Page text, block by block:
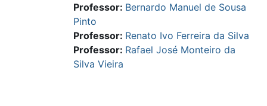
Professor: Bernardo Manuel de Sousa
Pinto
Professor: Renato Ivo Ferreira da Silva
Professor: Rafael José Monteiro da
Silva Vieira